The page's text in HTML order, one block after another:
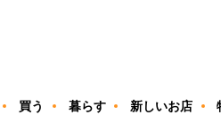
買う 暮らす 新しいお店